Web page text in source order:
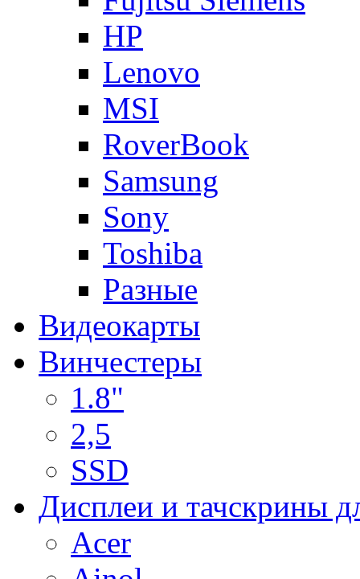
HP
Lenovo
MSI
RoverBook
Samsung
Sony
Toshiba
Разные
Видеокарты
Винчестеры
1.8"
2,5
SSD
Дисплеи и тачскрины
Acer